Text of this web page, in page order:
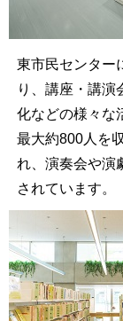
東市民センター
り、講座・講演
化などの様々な
最大約800人を
れ、演奏会や演
されています。